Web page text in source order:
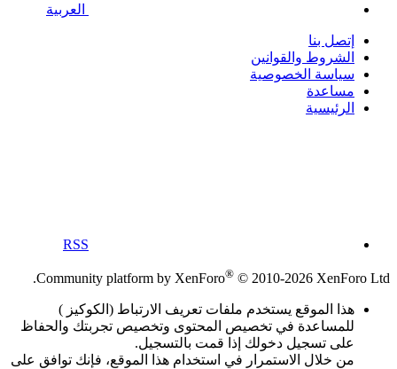
العربية
إتصل بنا
الشروط والقوانين
سياسة الخصوصية
مساعدة
الرئيسية
RSS
Community platform by XenForo® © 2010-2026 XenForo Ltd.
هذا الموقع يستخدم ملفات تعريف الارتباط (الكوكيز )
للمساعدة في تخصيص المحتوى وتخصيص تجربتك والحفاظ
على تسجيل دخولك إذا قمت بالتسجيل.
من خلال الاستمرار في استخدام هذا الموقع، فإنك توافق على